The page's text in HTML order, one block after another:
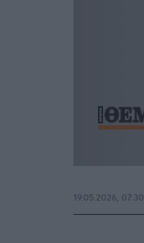
19.05.2026, 07:30